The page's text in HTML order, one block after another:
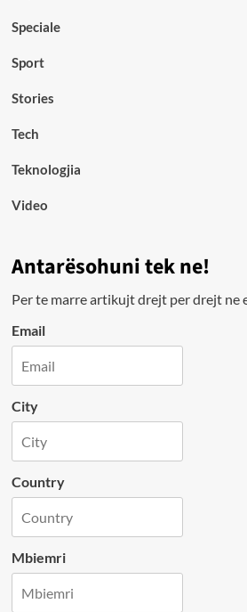
Speciale
Sport
Stories
Tech
Teknologjia
Video
Antarësohuni tek ne!
Per te marre artikujt drejt per drejt ne
Email
City
Country
Mbiemri